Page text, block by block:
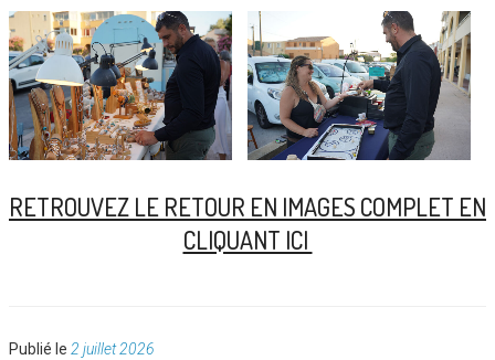
RETROUVEZ LE RETOUR EN IMAGES COMPLET EN
CLIQUANT ICI
Publié le Publié
2 juillet 2026